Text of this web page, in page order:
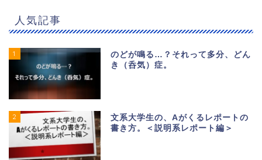
人気記事
1
のどが鳴る…？それって多分、どん
き（呑気）症。
2
文系大学生の、Aがくるレポートの
書き方。＜説明系レポート編＞